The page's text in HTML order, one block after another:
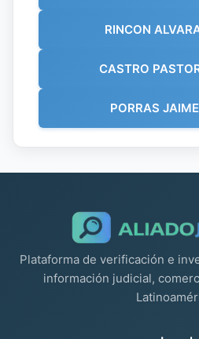
RINCON
CASTRO
PORRAS
Plataforma de verificación e
información judicial,